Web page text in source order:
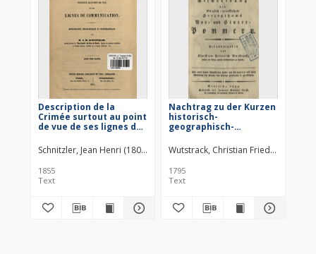
Description de la
Crimée surtout au point
de vue de ses lignes de
monographie
géographique et
topographique
Schnitzler, Jean Henri (1802–1871) Veuve Berger-Levrault et Fils.
1855
Text
Nachtrag zu der Kurzen
historisch-
geographisch-
Beschreibung des
königlich-preussischen
Herzogthums Vor- und
Hinter-Pommern
Wutstrack, Christian Friedrich.
1795
Text